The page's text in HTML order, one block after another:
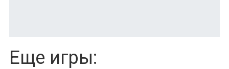
Еще игры: